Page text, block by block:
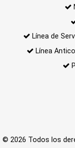
Línea de
Línea
© 2026 Todos los